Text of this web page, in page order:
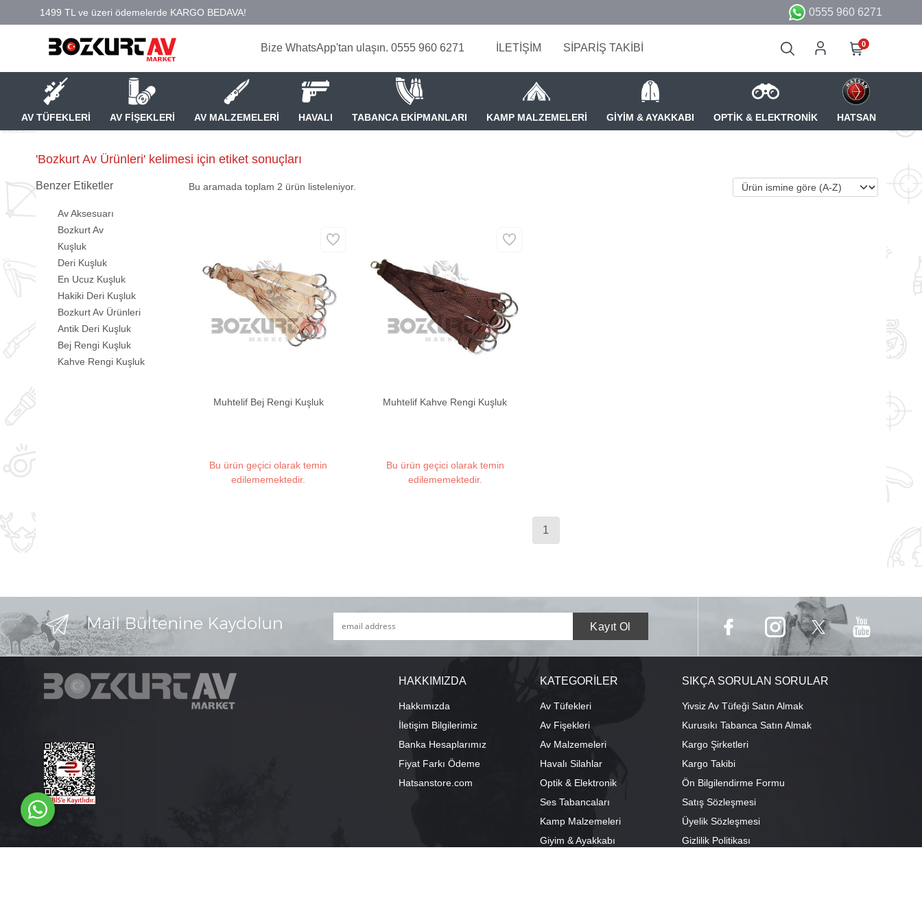
0555 960 6271
Bize WhatsApp'tan ulaşın. 0555 960 6271 İLETİŞİM SİPARİŞ TAKİBİ 0
AV TÜFEKLERİ AV FİŞEKLERİ AV MALZEMELERİ HAVALI TABANCA EKİPMANLARI KAMP MALZEMELERİ GİYİM & AYAKKABI OPTİK & ELEKTRONİK HATSAN
'Bozkurt Av Ürünleri' kelimesi için etiket sonuçları
Benzer Etiketler
Av Aksesuarı
Bozkurt Av
Kuşluk
Deri Kuşluk
En Ucuz Kuşluk
Hakiki Deri Kuşluk
Bozkurt Av Ürünleri
Antik Deri Kuşluk
Bej Rengi Kuşluk
Kahve Rengi Kuşluk
Bu aramada toplam 2 ürün listeleniyor.
Muhtelif Bej Rengi Kuşluk
Bu ürün geçici olarak temin
edilememektedir.
Muhtelif Kahve Rengi Kuşluk
Bu ürün geçici olarak temin
edilememektedir.
1
HAKKIMIZDA
Hakkımızda
İletişim Bilgilerimiz
Banka Hesaplarımız
Fiyat Farkı Ödeme
Hatsanstore.com
KATEGORİLER
Av Tüfekleri
Av Fişekleri
Av Malzemeleri
Havalı Silahlar
Optik & Elektronik
Ses Tabancaları
Kamp Malzemeleri
Giyim & Ayakkabı
SIKÇA SORULAN SORULAR
Yivsiz Av Tüfeği Satın Almak
Kurusıkı Tabanca Satın Almak
Kargo Şirketleri
Kargo Takibi
Ön Bilgilendirme Formu
Satış Sözleşmesi
Üyelik Sözleşmesi
Gizlilik Politikası